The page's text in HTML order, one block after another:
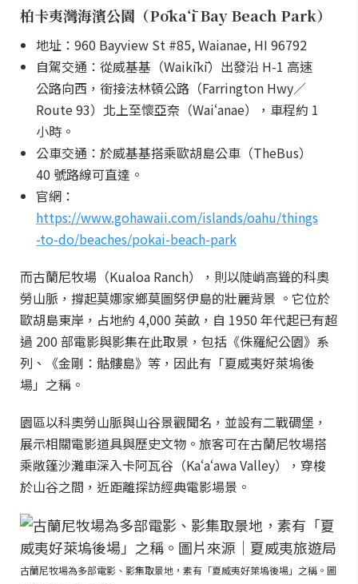
柏卡夷灣海濱公園（Pōkaʻī Bay Beach Park）
地址：960 Bayview St #85, Waianae, HI 96792
自駕交通：從威基基（Waikīkī）出發沿 H-1 高速
公路向西，銜接法林頓公路（Farrington Hwy／
Route 93）北上至懷亞奈（Waiʻanae），車程約 1
小時。
公車交通：於威基基搭乘歐胡島公車（TheBus）
40 號路線可直達。
官網：
https://www.gohawaii.com/islands/oahu/things
-to-do/beaches/pokai-beach-park
而古蘭尼牧場（Kualoa Ranch），則以陡峭高聳的科奧
勞山脈，撐起莫娜家鄉莫圖努伊島的壯麗背景 。它位於
歐胡島東岸，占地約 4,000 英畝，自 1950 年代起已有超
過 200 部電影與影集在此取景，包括《侏羅紀公園》系
列、《金剛：骷髏島》等，因此有「夏威夷好萊塢後
場」之稱。
園區以科奧勞山脈與山谷景觀聞名，並設有二戰碉堡，
展示相關電影道具與歷史文物。旅客可在古蘭尼牧場搭
乘敞篷沙灘車深入卡阿瓦谷（Kaʻaʻawa Valley），穿梭
於山谷之間，近距離探訪經典電影場景。
古蘭尼牧場為多部電影、影集取景地，素有「夏威夷好萊塢後場」之稱。圖